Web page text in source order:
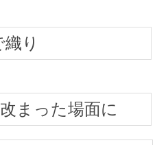
り
まった場面に